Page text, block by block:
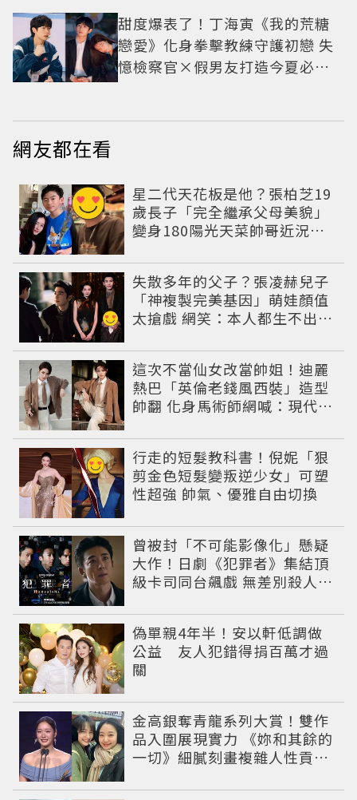
甜度爆表了！丁海寅《我的荒糖
戀愛》化身拳擊教練守護初戀 失
憶檢察官×假男友打造今夏必看
網友都在看
星二代天花板是他？張柏芝19
歲長子「完全繼承父母美貌」
變身180陽光天菜帥哥近況曝
失散多年的父子？張凌赫兒子
「神複製完美基因」萌娃顏值
太搶戲 網笑：本人都生不出這
這次不當仙女改當帥姐！迪麗
熱巴「英倫老錢風西裝」造型
帥翻 化身馬術師網喊：現代版
行走的短髮教科書！倪妮「狠
剪金色短髮變叛逆少女」可塑
性超強 帥氣、優雅自由切換
曾被封「不可能影像化」懸疑
大作！日劇《犯罪者》集結頂
級卡司同台飆戲 無差別殺人案
偽單親4年半！安以軒低調做
公益 友人犯錯得捐百萬才過
關
金高銀奪青龍系列大賞！雙作
品入圍展現實力 《妳和其餘的
一切》細膩刻畫複雜人性貢獻